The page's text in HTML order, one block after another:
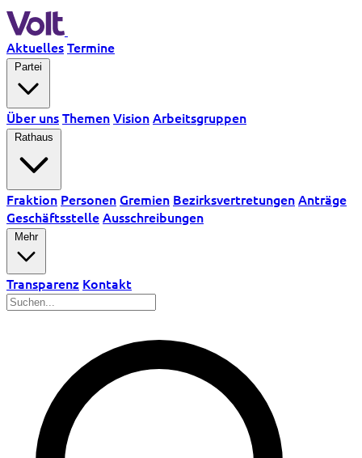
AktuellesTermine
Über unsThemenVisionArbeitsgruppen
Fraktion PersonenGremien BezirksvertretungenAnträge
GeschäftsstelleAusschreibungen
Mehr
Transparenz Kontakt